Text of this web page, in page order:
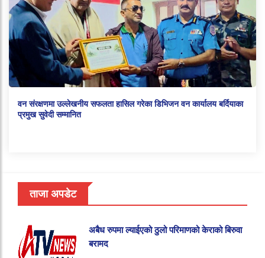
वन संरक्षणमा उल्लेखनीय सफलता हासिल गरेका डिभिजन वन कार्यालय बर्दियाका
प्रमुख सुवेदी सम्मानित
ताजा अपडेट
अबैध रुपमा ल्याईएको ठुलो परिमाणको केराको बिरुवा
बरामद